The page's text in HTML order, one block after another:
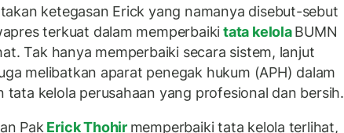
ketegasan Erick yang namanya disebut-sebut
terkuat dalam memperbaikitata kelolaBUMN
Tak hanya memperbaiki secara sistem, lanjut
melibatkan aparat penegak hukum (APH) dalam
tata kelola perusahaan yang profesional dan bersih.
Pak Erick Thohir memperbaiki tata kelola terlihat,